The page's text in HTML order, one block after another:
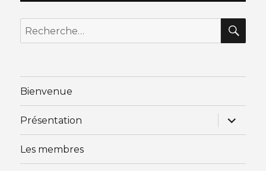
Recherche
pour
Bienvenue
Présentation
ouvrir
le
sous-
Les membres